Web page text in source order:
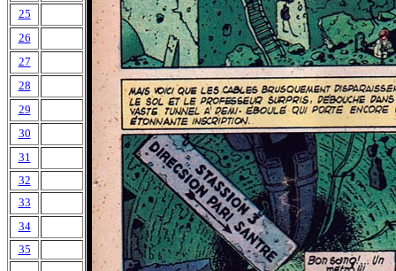
25
26
27
28
29
30
31
32
33
34
35